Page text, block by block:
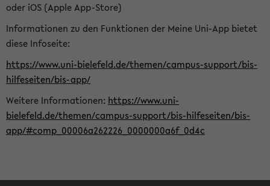
oder iOS (Apple App-Store)
Informationen zu den Funktionen der Meine Uni-App bietet
diese Infoseite:
https://www.uni-bielefeld.de/themen/campus-support/bis-
hilfeseiten/bis-app/
Weitere Informationen: https://www.uni-
bielefeld.de/themen/campus-support/bis-hilfeseiten/bis-
app/#comp_00006a262226_0000000a6f_0d4c